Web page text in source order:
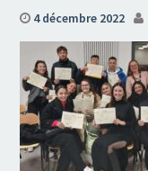
4 décembre 2022